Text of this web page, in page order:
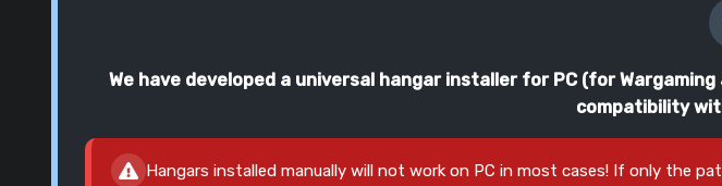
We have developed a universal hangar installer for PC (for
compatibility
Hangars installed manually will not work on PC in most cases! If only the